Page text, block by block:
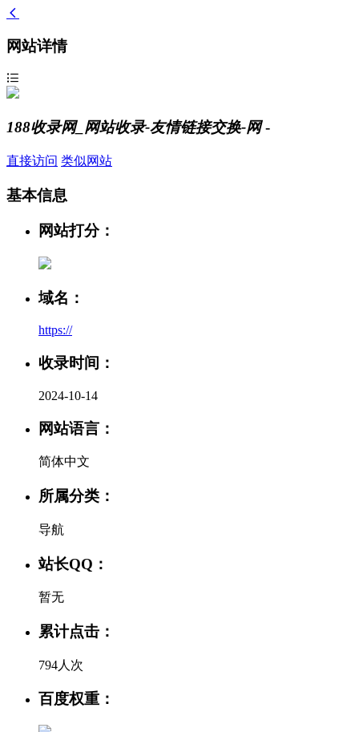
网站详情
188收录网_网站收录-友情链接交换-网-
直接访问 类似网站
基本信息
网站打分：
域名：
https://
收录时间：
2024-10-14
网站语言：
简体中文
所属分类：
导航
站长QQ：
暂无
累计点击：
794人次
百度权重：